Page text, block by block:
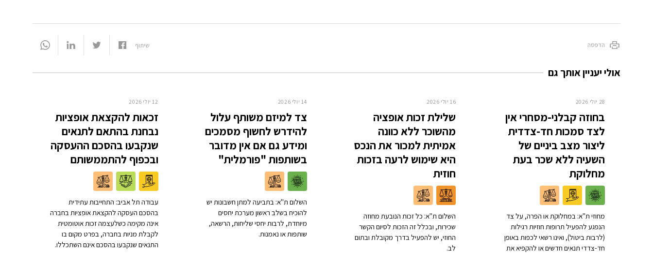
הדפסה שיתוף
אולי יעניין אותך גם
28 יולי 2026
בחוזה קבלני-מסחרי אין
לצד סמכות חד-צדדית
ליצור מצב ביניים של
השעיה ללא שכר בעת
מחלוקת
מחוזי ת"א: במחלוקת או הפרה, על צד
הנפגע להפעיל תרופות חוזיות רגילות
(לרבות ביטול), ואינו רשאי לכפות באופן
חד-צדדי תנאים חדשים או להקפיא את
16 יולי 2026
שלילת זכות אופציה
מהשוכר ללא כוונה
אמיתית למכור את הנכס
היא שימוש לרעה בזכות
חוזית
השלום ת"א: כל זכות הנובעת מחוזה
שכירות, ובכלל זה הזכות לסיום הקשר
החוזי, יש להפעיל בדרך מקובלת ובתום
לב.
14 יולי 2026
צד למיזם משותף עלול
להידרש לחשוף מסמכים
ומידע גם אם אין מדובר
בשותפות "פורמלית"
השלום ת"א: בתביעה למתן חשבונות יש
להוכיח בשלב ראשון מערכת יחסים
מיוחדת, לרבות יחסי שליחות, הרשאה,
שותפות או נאמנות.
12 יולי 2026
זכאות להקצאת אופציות
נבחנת בהתאם לתנאים
שנקבעו בהסכם ההעסקה
ובכפוף להתממשותם
עבודה תל אביב: התחייבות עתידית
בהסכם העסקה להקצאת אופציות בחברה
אינה מקימה כשלעצמה זכות אוטומטית
לקבלת מניות בחברה, בפרט מקום בו
התנאים שנקבעו בהסכם אינם השתכללו.